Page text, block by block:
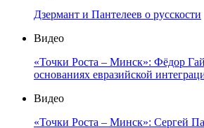
Дзермант и Пантелеев о русскости
Видео
«Точки Роста – Минск»: Фёдор
основаниях евразийской
Видео
«Точки Роста – Минск»: Сергей